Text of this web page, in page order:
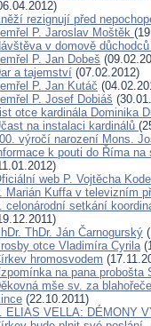
rezignují před
P. Jaroslav Moštěk
v domově
P. Jan Dobeš
a tajemství (07.02.2012)
P. Jan Kutáč
P. Josef Dobiáš
otce kardinála Dominika
na instalaci kardinálů
výročí narození Mons.
k pouti do Říma
web P. Vojtěcha
Marián Kuffa v televizním
celonárodní setkání
ThDr. Ján Čarnogurský
otce Vladimíra Cyrila
hromosvodem
na pana probošta
mše sv. za
(22.10.2011)
ELIAS VELLA: DÉMONY